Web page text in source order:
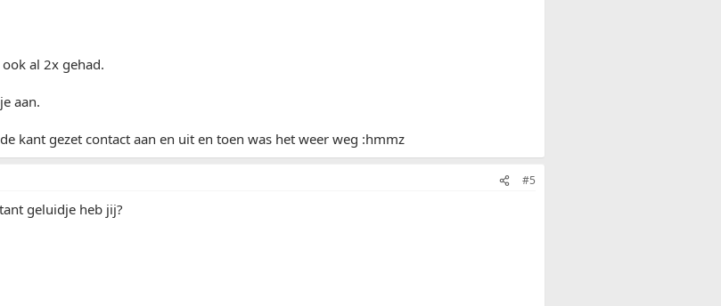
al 2x gehad.
aan.
kant gezet contact aan en uit en toen was het weer weg :hmmz
#5
geluidje heb jij?